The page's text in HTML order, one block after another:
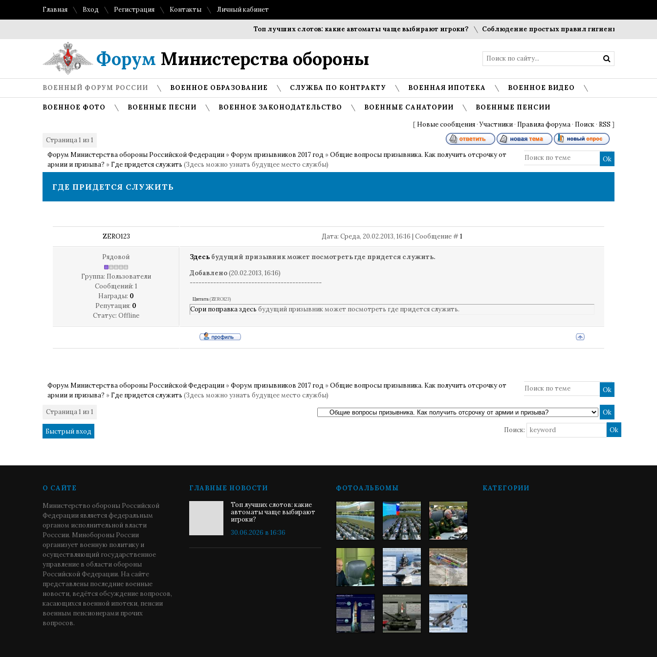
Главная Вход Регистрация Контакты Личный кабинет
Топ лучших слотов: какие автоматы чаще выбирают игроки? Соблюдение простых правил гигиены помогает
Форум Министерства обороны
ВОЕННЫЙ ФОРУМ РОССИИ ВОЕННОЕ ОБРАЗОВАНИЕ СЛУЖБА ПО КОНТРАКТУ ВОЕННАЯ ИПОТЕКА ВОЕННОЕ ВИДЕО
ВОЕННОЕ ФОТО ВОЕННЫЕ ПЕСНИ ВОЕННОЕ ЗАКОНОДАТЕЛЬСТВО ВОЕННЫЕ САНАТОРИИ ВОЕННЫЕ ПЕНСИИ
[ Новые сообщения ·Участники · Правила форума · Поиск · RSS ]
Страница1 из 1
Форум Министерства обороны Российской Федерации »Форум призывников 2017 год »Общие вопросы призывника. Как получить отсрочку от
армии и призыва? » Где придется служить (Здесь можно узнать будущее место службы)
ГДЕ ПРИДЕТСЯ СЛУЖИТЬ
ZERO123 Дата: Среда, 20.02.2013, 16:16 | Сообщение #1
Рядовой
Группа: Пользователи
Сообщений: 1
Награды: 0
Репутация: 0
Статус: Offline
Здесь будущий призывник может посмотреть где придется служить.
Добавлено(20.02.2013, 16:16)
---------------------------------------------
Цитата(ZERO123)
Сори поправка здесь будущий призывник может посмотреть где придется служить.
Форум Министерства обороны Российской Федерации »Форум призывников 2017 год »Общие вопросы призывника. Как получить отсрочку от
армии и призыва? » Где придется служить (Здесь можно узнать будущее место службы)
Страница1 из 1
Поиск:
О САЙТЕ
Министерство обороны Российской
Федерации является федеральным
органом исполнительной власти
Росссии. Минобороны России
организует военную политику и
осуществляющий государственное
управление в области обороны
Российской Федерации. На сайте
представлены последние военные
новости, ведётся обсуждение вопросов,
касающихся военной ипотеки, пенсии
военным пенсионерами прочих
вопросов.
ГЛАВНЫЕ НОВОСТИ
Топ лучших слотов: какие
автоматы чаще выбирают
игроки?
30.06.2026 в 16:36
ФОТОАЛЬБОМЫ КАТЕГОРИИ